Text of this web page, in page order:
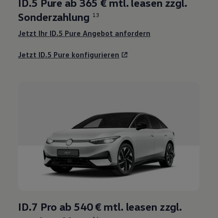
ID.5 Pure ab 365 € mtl. leasen zzgl.
Sonderzahlung 13
Jetzt Ihr ID.5 Pure Angebot anfordern
Jetzt ID.5 Pure konfigurieren
ID.7 Pro ab 540 € mtl. leasen zzgl.